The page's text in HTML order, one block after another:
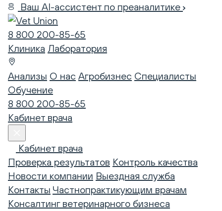
Ваш AI-ассистент по преаналитике
8 800 200-85-65
Клиника Лаборатория
Анализы О нас Агробизнес Специалисты
Обучение
8 800 200-85-65
Кабинет врача
Кабинет врача
Проверка результатов Контроль качества
Новости компании Выездная служба
Контакты Частнопрактикующим врачам
Консалтинг ветеринарного бизнеса